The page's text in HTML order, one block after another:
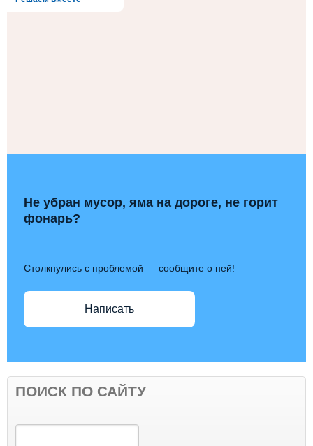
Не убран мусор, яма на дороге, не горит
фонарь?
Столкнулись с проблемой — сообщите о ней!
Написать
ПОИСК ПО САЙТУ
Поиск